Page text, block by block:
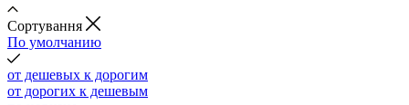
Cортування
По умолчанию
от дешевых к дорогим
от дорогих к дешевым